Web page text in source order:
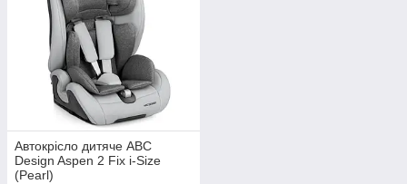
Автокрісло дитяче ABC
Design Aspen 2 Fix i-Size
(Pearl)